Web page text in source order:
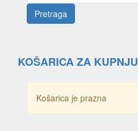
KOŠARICA ZA KUPNJU
Košarica je prazna